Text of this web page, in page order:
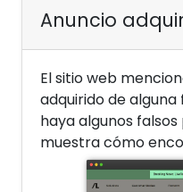
Anuncio
El sitio web
adquirido de alguna
haya algunos
muestra cómo